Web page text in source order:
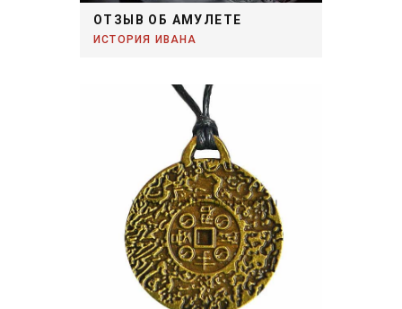
ОТЗЫВ ОБ АМУЛЕТЕ
ИСТОРИЯ ИВАНА